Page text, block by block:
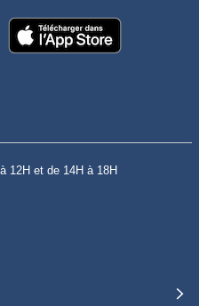
12H et de 14H à 18H